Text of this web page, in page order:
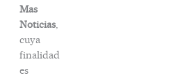
Mas
Noticias
cuya
finalidad
es